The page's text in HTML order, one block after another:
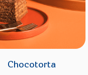
Chocotorta